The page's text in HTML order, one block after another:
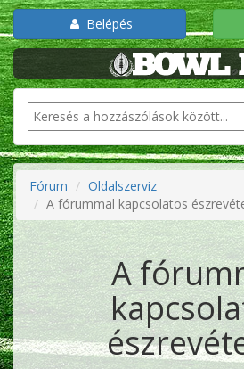
Belépés
Fórum
Oldalszerviz
A fórummal kapcsolatos
A